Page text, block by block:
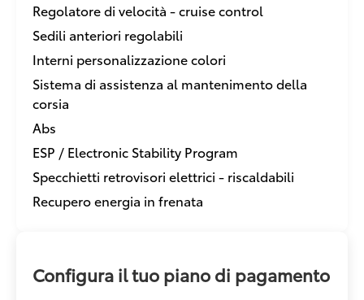
Regolatore di velocità - cruise control
Sedili anteriori regolabili
Interni personalizzazione colori
Sistema di assistenza al mantenimento della
corsia
Abs
ESP / Electronic Stability Program
Specchietti retrovisori elettrici - riscaldabili
Recupero energia in frenata
Configura il tuo piano di pagamento